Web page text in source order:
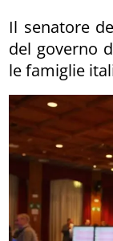
Il senatore
del governo
le famiglie